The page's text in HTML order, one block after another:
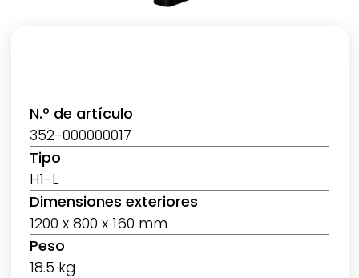
N.º de artículo
352-000000017
Tipo
H1-L
Dimensiones exteriores
1200 x 800 x 160 mm
Peso
18.5 kg